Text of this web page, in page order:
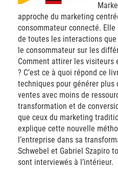
approche du marketing
consommateur connecté.
de toutes les interactions
le consommateur sur les
Comment attirer les
? C’est ce à quoi répond ce
techniques pour générer plus
ventes avec moins de
transformation et de
que ceux du marketing
explique cette nouvelle
l’entreprise dans sa
Schwebel et Gabriel Szapiro
sont interviewés à l’intérieur.